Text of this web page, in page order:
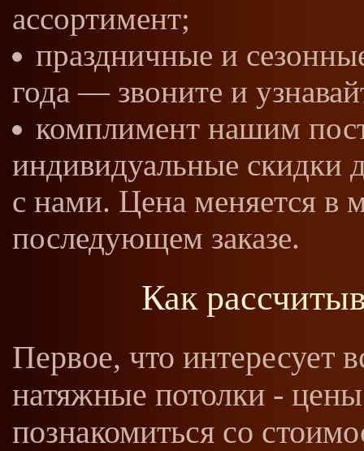
ассортимент;
праздничные и
года — звоните и
комплимент нашим
индивидуальные скидки
с нами. Цена меняется
последующем заказе.
Как
Первое, что интересует
натяжные потолки -
познакомиться со